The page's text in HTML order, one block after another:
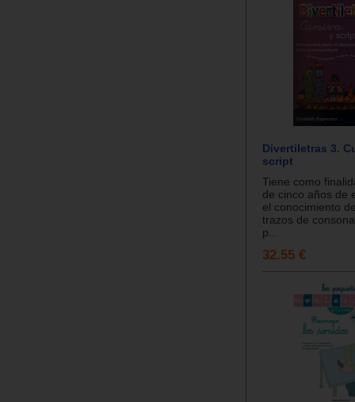
Divertiletras 3.
script
Tiene como
de cinco años de
el conocimiento
trazos de
p...
32.55 €